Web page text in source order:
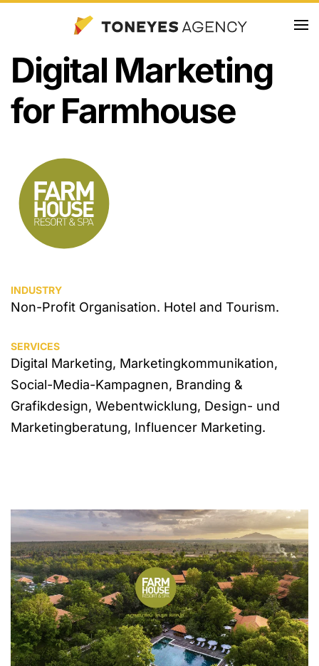
to
main
content
Digital Marketing
for Farmhouse
INDUSTRY
Non-Profit Organisation. Hotel and Tourism.
SERVICES
Digital Marketing, Marketingkommunikation,
Social-Media-Kampagnen, Branding &
Grafikdesign, Webentwicklung, Design- und
Marketingberatung, Influencer Marketing.